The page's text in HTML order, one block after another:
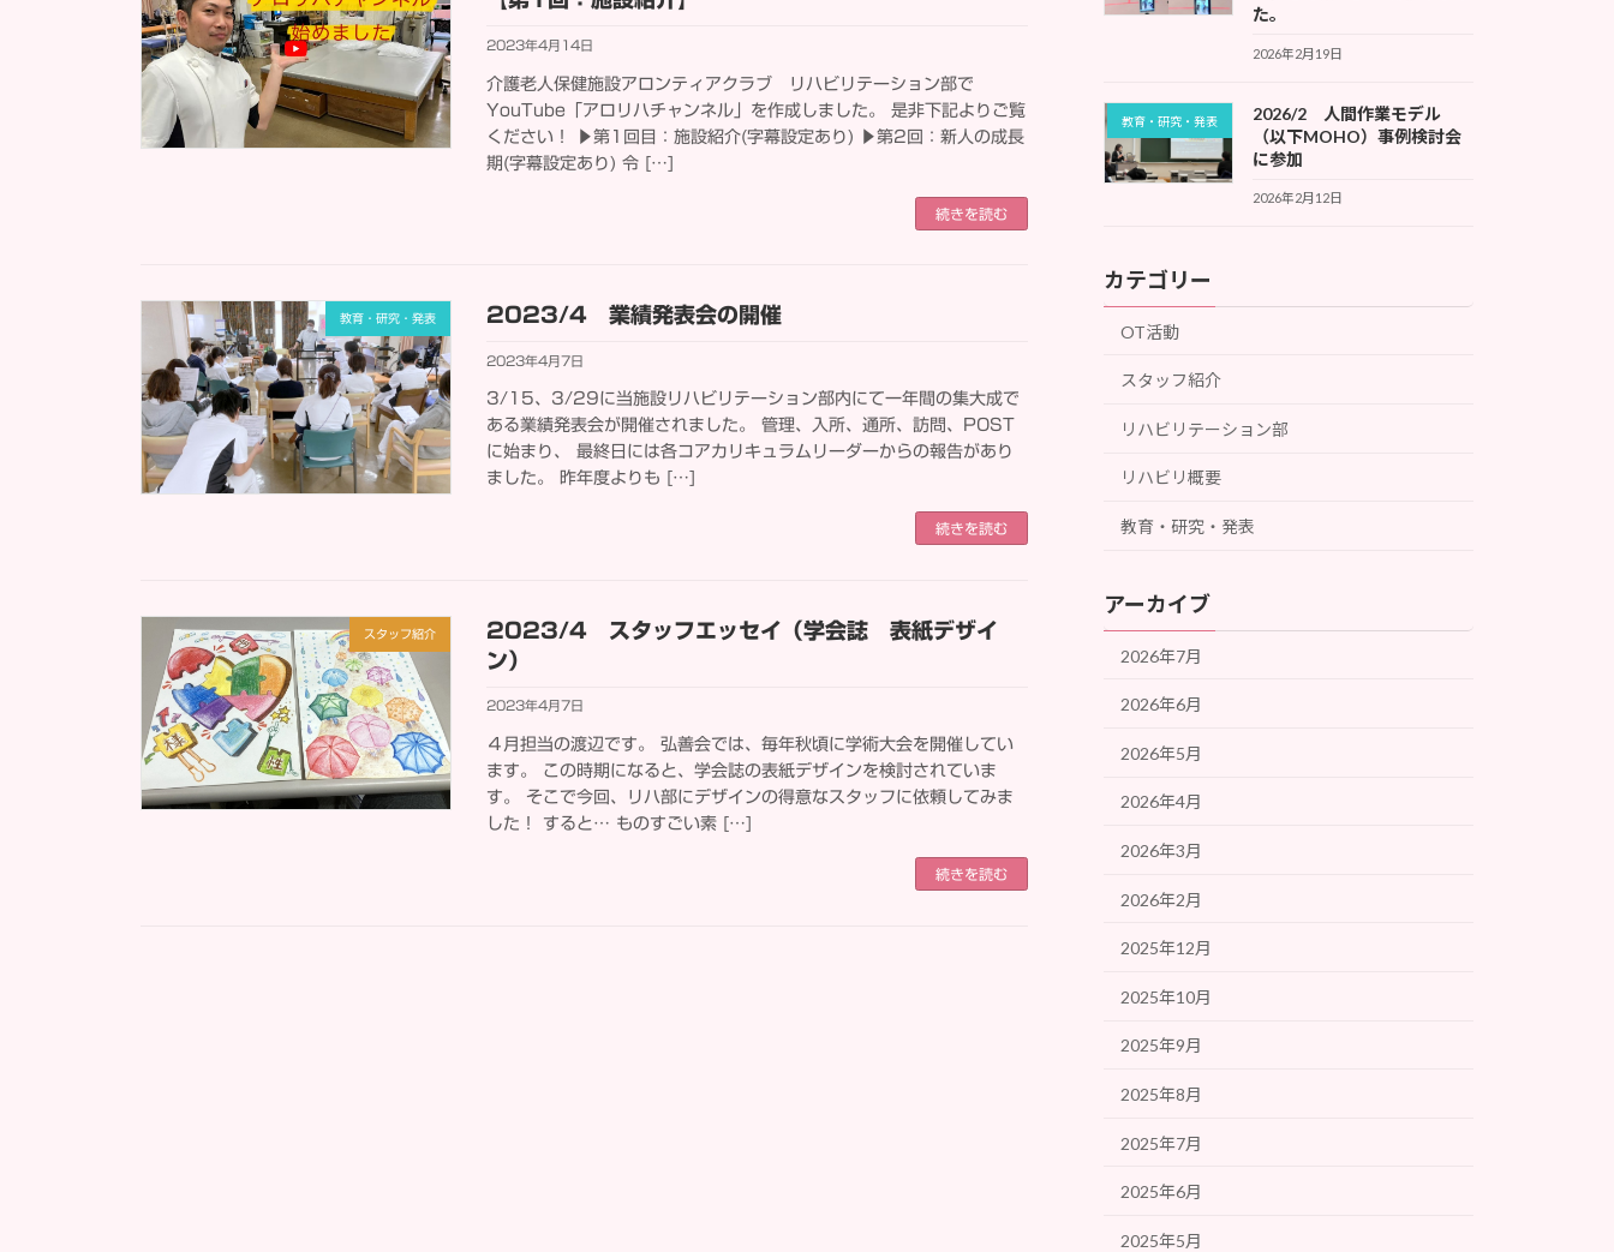
2023年4月14日
介護老人保健施設アロンティアクラブ リハビリテーション部で
YouTube「アロリハチャンネル」を作成しました。 是非下記よりご覧
ください！ ▶第1回目：施設紹介(字幕設定あり) ▶第2回：新人の成長
期(字幕設定あり) 令 […]
続きを読む
教育・研究・発表 2023/4 業績発表会の開催
2023年4月7日
3/15、3/29に当施設リハビリテーション部内にて一年間の集大成で
ある業績発表会が開催されました。 管理、入所、通所、訪問、POST
に始まり、 最終日には各コアカリキュラムリーダーからの報告があり
ました。 昨年度よりも […]
続きを読む
スタッフ紹介
2023/4 スタッフエッセイ（学会誌 表紙デザイ
ン）
2023年4月7日
４月担当の渡辺です。 弘善会では、毎年秋頃に学術大会を開催してい
ます。 この時期になると、学会誌の表紙デザインを検討されていま
す。 そこで今回、リハ部にデザインの得意なスタッフに依頼してみま
した！ すると… ものすごい素 […]
続きを読む
た。
2026年2月19日
教育・研究・発表
2026/2 人間作業モデル
（以下MOHO）事例検討会
に参加
2026年2月12日
カテゴリー
OT活動
スタッフ紹介
リハビリテーション部
リハビリ概要
教育・研究・発表
アーカイブ
2026年7月
2026年6月
2026年5月
2026年4月
2026年3月
2026年2月
2025年12月
2025年10月
2025年9月
2025年8月
2025年7月
2025年6月
2025年5月